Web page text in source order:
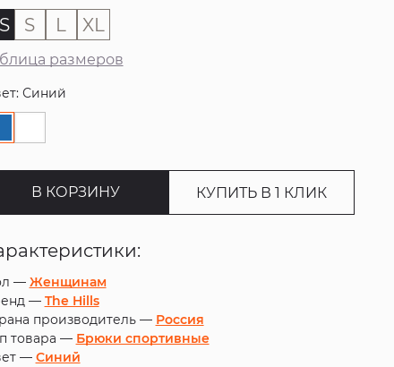
S L XL
размеров
Синий
В КОРЗИНУ КУПИТЬ В 1 КЛИК
— Женщинам
— The Hills
производитель — Россия
товара — Брюки спортивные
— Синий